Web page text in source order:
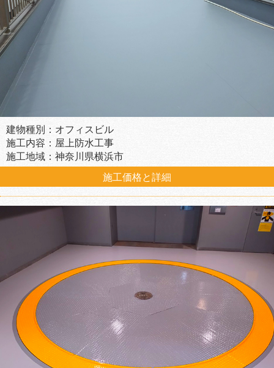
建物種別：オフィスビル
施工内容：屋上防水工事
施工地域：神奈川県横浜市
施工価格と詳細